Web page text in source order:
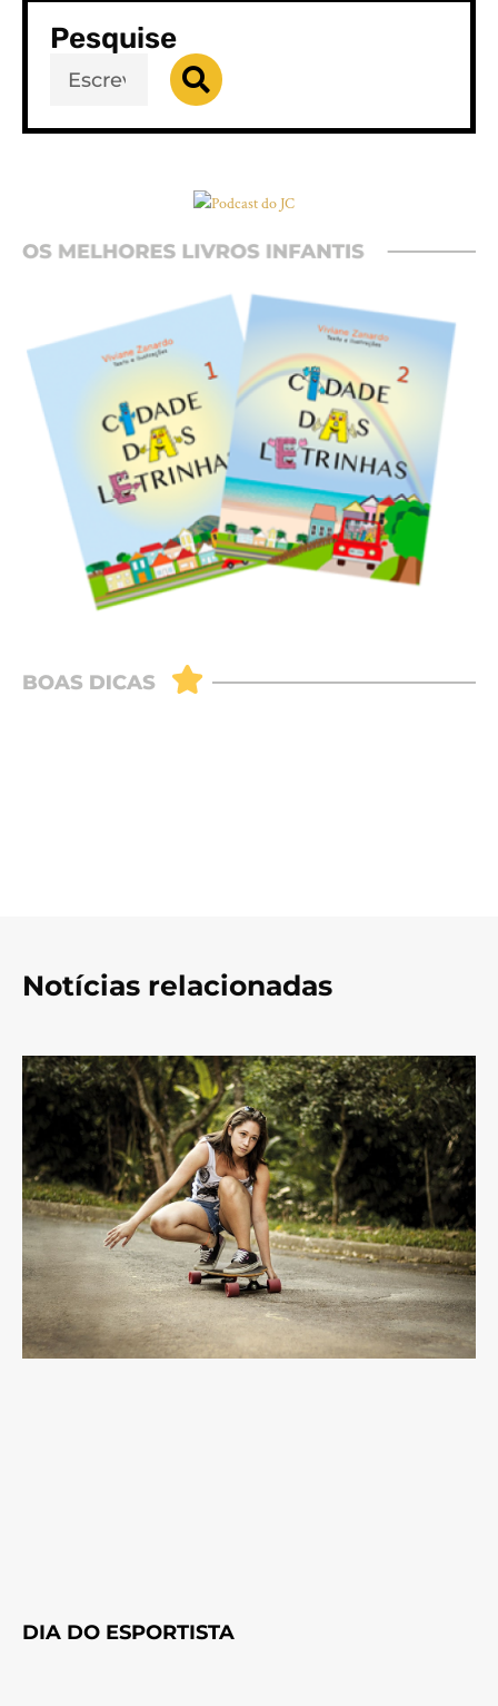
Pesquise
Notícias relacionadas
DIA DO ESPORTISTA